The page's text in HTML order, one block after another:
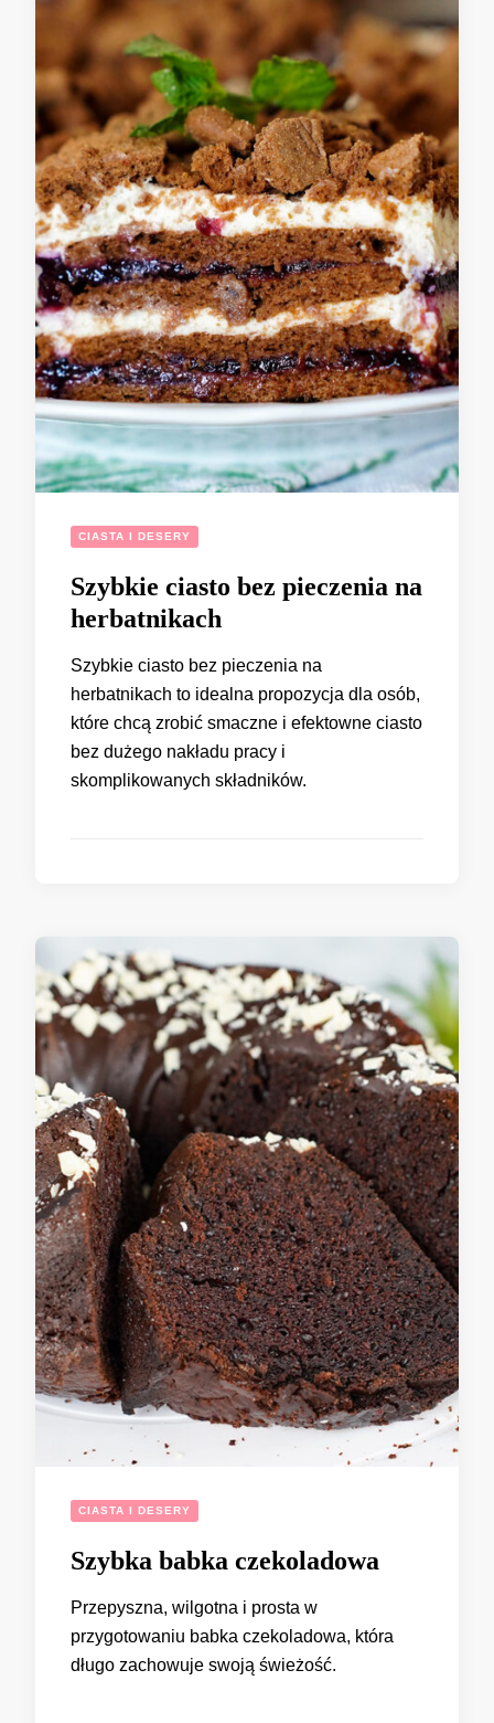
CIASTA I DESERY
Szybkie ciasto bez pieczenia na
herbatnikach
Szybkie ciasto bez pieczenia na
herbatnikach to idealna propozycja dla osób,
które chcą zrobić smaczne i efektowne ciasto
bez dużego nakładu pracy i
skomplikowanych składników.
CIASTA I DESERY
Szybka babka czekoladowa
Przepyszna, wilgotna i prosta w
przygotowaniu babka czekoladowa, która
długo zachowuje swoją świeżość.